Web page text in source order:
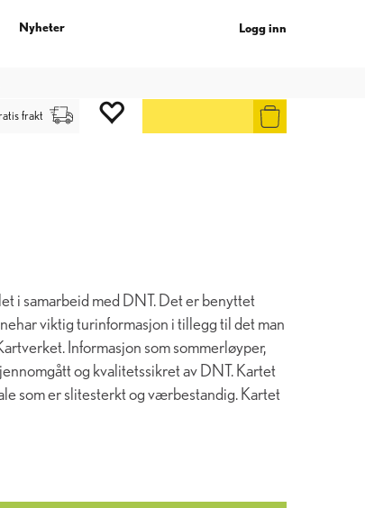
Logg inn
Nyheter
frakt
i samarbeid med DNT. Det er benyttet
viktig turinformasjon i tillegg til det man
Informasjon som sommerløyper,
og kvalitetssikret av DNT. Kartet
som er slitesterkt og værbestandig. Kartet